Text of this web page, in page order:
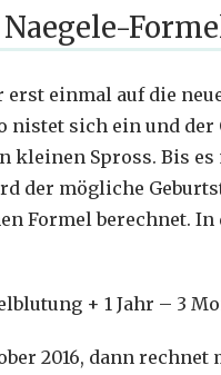
einmal auf die
nistet sich ein und der
kleinen Spross. Bis es
der mögliche
Formel berechnet. In
+ 1 Jahr – 3
2016, dann rechnet